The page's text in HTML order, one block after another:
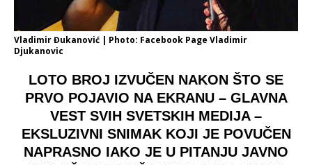
Vladimir Đukanović | Photo: Facebook Page Vladimir
Djukanovic
LOTO BROJ IZVUČEN NAKON ŠTO SE
PRVO POJAVIO NA EKRANU – GLAVNA
VEST SVIH SVETSKIH MEDIJA –
EKSLUZIVNI SNIMAK KOJI JE POVUČEN
NAPRASNO IAKO JE U PITANJU JAVNO